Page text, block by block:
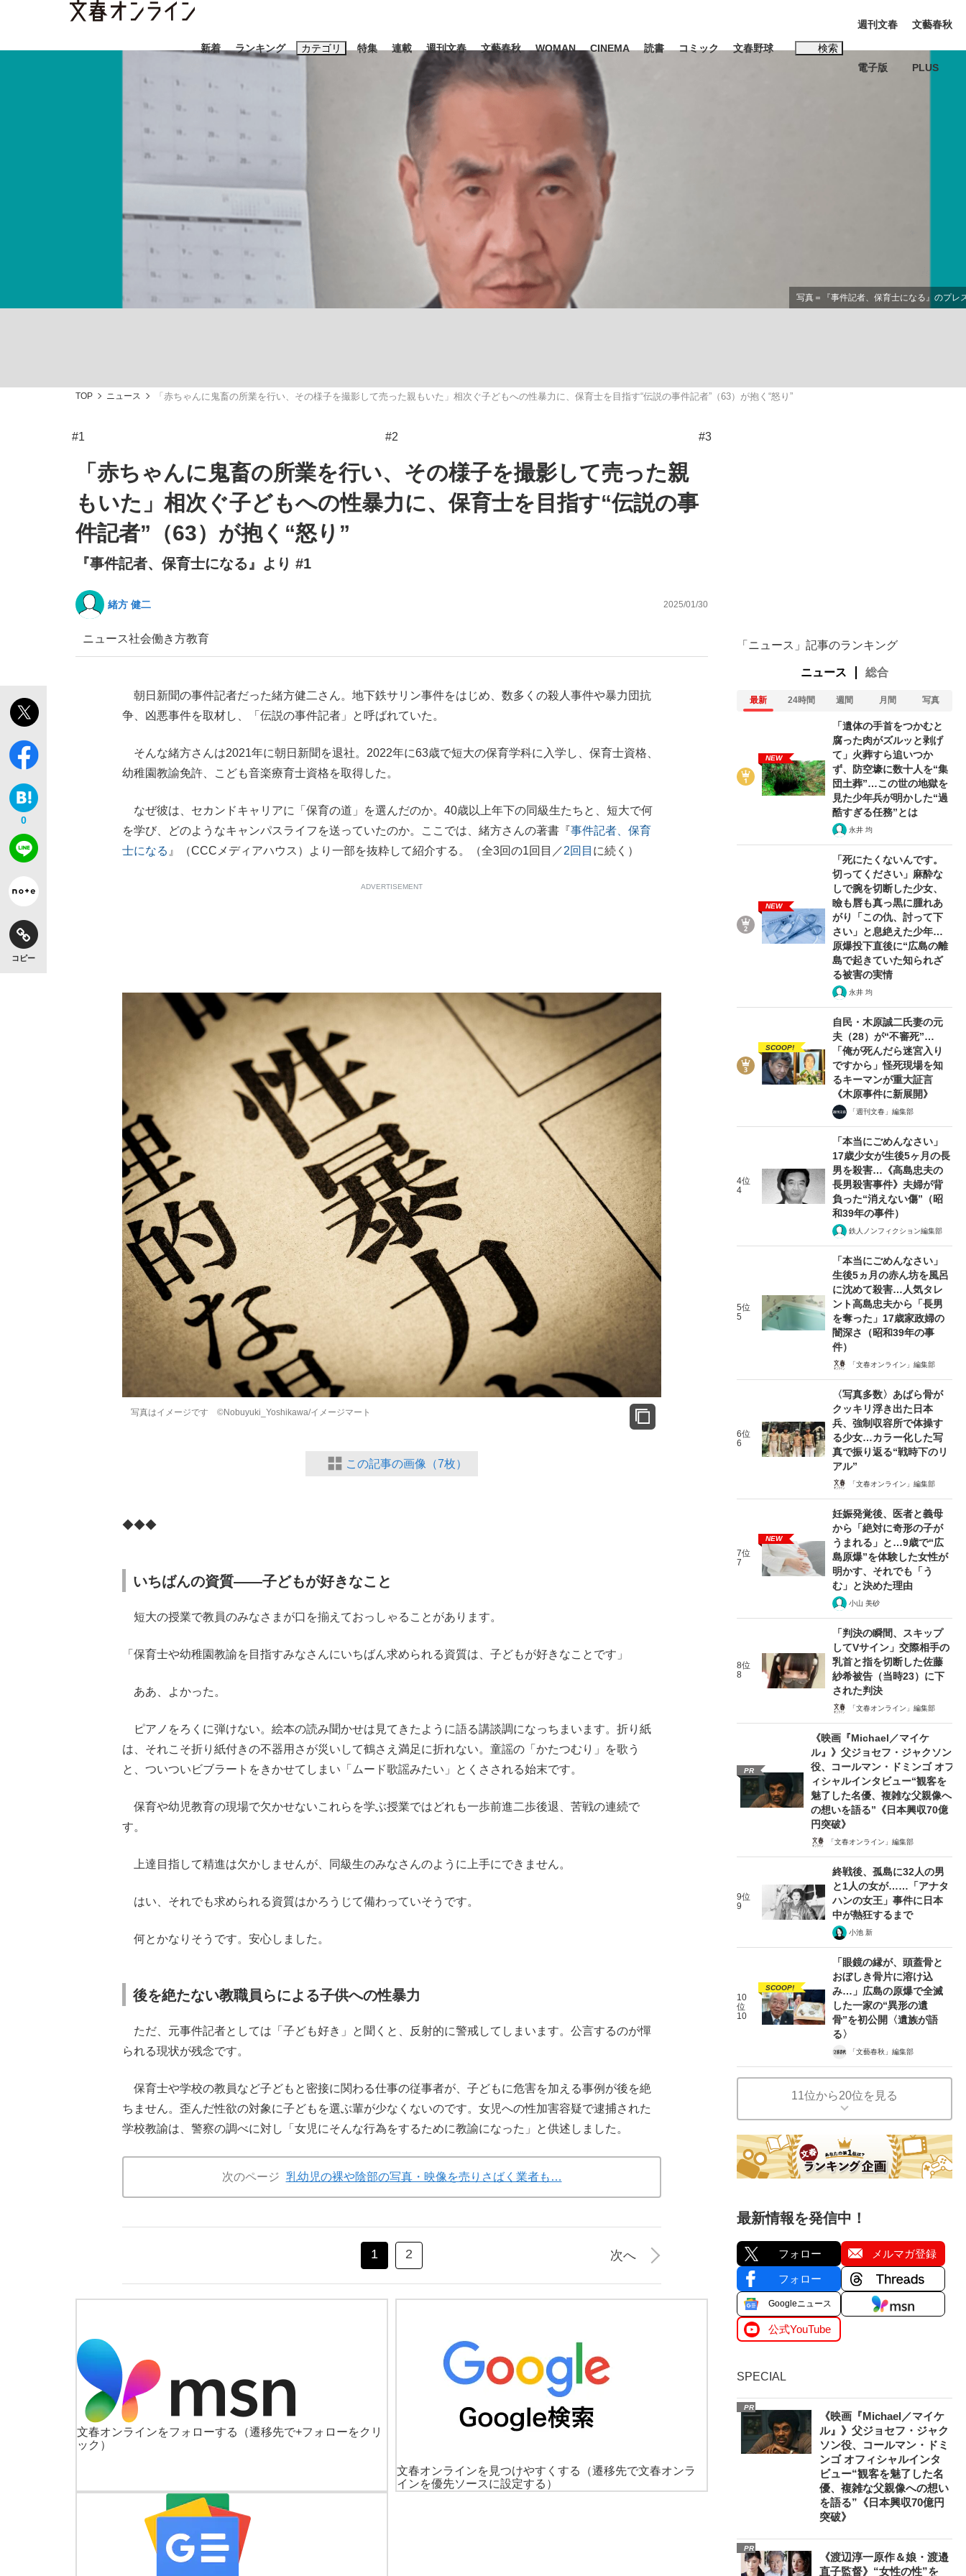
新着 ランキング カテゴリ
スクープ エンタメ ライフ ビジネス
「90%は失敗する。でも…」本田圭佑が初めて明かした日本代表監督に... 「最悪の空気のまま解散」WBC日本代表“敗戦”の真実 選手が明かす...
特集
終戦から81年
観る将棋、読む将棋
the Style
連載 週刊文春 文藝春秋 WOMAN CINEMA 読書 コミック 文春野球 検索
キーワード入力
おすすめのキーワードタグ一覧
#高市早苗 #後藤真希 #森岡毅 #城彰二 #内田有紀
週刊文春
電子版
文藝春秋
PLUS
TOP ニュース 「赤ちゃんに鬼畜の所業を行い、その様子を撮影して売った親もいた」相次ぐ子どもへの性暴力に、保育士を目指す“伝説の事件記者”（63）が抱く“怒り”
#1 #2 #3
「赤ちゃんに鬼畜の所業を行い、その様子を撮影して売った親
もいた」相次ぐ子どもへの性暴力に、保育士を目指す“伝説の事
件記者”（63）が抱く“怒り”
『事件記者、保育士になる』より #1
緒方 健二 2025/01/30
ニュース社会働き方教育
0
コピー
朝日新聞の事件記者だった緒方健二さん。地下鉄サリン事件をはじめ、数多くの殺人事件や暴力団抗
争、凶悪事件を取材し、「伝説の事件記者」と呼ばれていた。
そんな緒方さんは2021年に朝日新聞を退社。2022年に63歳で短大の保育学科に入学し、保育士資格、
幼稚園教諭免許、こども音楽療育士資格を取得した。
なぜ彼は、セカンドキャリアに「保育の道」を選んだのか。40歳以上年下の同級生たちと、短大で何
を学び、どのようなキャンパスライフを送っていたのか。ここでは、緒方さんの著書『事件記者、保育
士になる 』（CCCメディアハウス）より一部を抜粋して紹介する。（全3回の1回目／2回目 に続く）
ADVERTISEMENT
写真はイメージです ©Nobuyuki_Yoshikawa/イメージマート
この記事の画像（7枚）
◆◆◆
いちばんの資質——子どもが好きなこと
短大の授業で教員のみなさまが口を揃えておっしゃることがあります。
「保育士や幼稚園教諭を目指すみなさんにいちばん求められる資質は、子どもが好きなことです」
ああ、よかった。
ピアノをろくに弾けない。絵本の読み聞かせは見てきたように語る講談調になっちまいます。折り紙
は、それこそ折り紙付きの不器用さが災いして鶴さえ満足に折れない。童謡の「かたつむり」を歌う
と、ついついビブラートをきかせてしまい「ムード歌謡みたい」とくさされる始末です。
保育や幼児教育の現場で欠かせないこれらを学ぶ授業ではどれも一歩前進二歩後退、苦戦の連続で
す。
上達目指して精進は欠かしませんが、同級生のみなさんのように上手にできません。
はい、それでも求められる資質はかろうじて備わっていそうです。
何とかなりそうです。安心しました。
後を絶たない教職員らによる子供への性暴力
ただ、元事件記者としては「子ども好き」と聞くと、反射的に警戒してしまいます。公言するのが憚
られる現状が残念です。
保育士や学校の教員など子どもと密接に関わる仕事の従事者が、子どもに危害を加える事例が後を絶
ちません。歪んだ性欲の対象に子どもを選ぶ輩が少なくないのです。女児への性加害容疑で逮捕された
学校教諭は、警察の調べに対し「女児にそんな行為をするために教諭になった」と供述しました。
次のページ 乳幼児の裸や陰部の写真・映像を売りさばく業者も…
1 2 次へ
文春オンラインをフォローする
（遷移先で+フォローをクリ
ック）
文春オンラインを見つけやすくする
（遷移先で文春オンラ
インを優先ソースに設定する）
「ニュース」記事のランキング
ニュース 総合
最新 24時間 週間 月間 写真
NEW
「遺体の手首をつかむと
腐った肉がズルッと剥げ
て」火葬すら追いつか
ず、防空壕に数十人を“集
団土葬”…この世の地獄を
見た少年兵が明かした“過
酷すぎる任務”とは
永井 均
NEW
「死にたくないんです。
切ってください」麻酔な
しで腕を切断した少女、
瞼も唇も真っ黒に腫れあ
がり「この仇、討って下
さい」と息絶えた少年…
原爆投下直後に“広島の離
島で起きていた知られざ
る被害の実情
永井 均
SCOOP!
自民・木原誠二氏妻の元
夫（28）が“不審死”…
「俺が死んだら迷宮入り
ですから」怪死現場を知
るキーマンが重大証言
《木原事件に新展開》
「週刊文春」編集部
4位
4
「本当にごめんなさい」
17歳少女が生後5ヶ月の長
男を殺害…《高島忠夫の
長男殺害事件》夫婦が背
負った“消えない傷”（昭
和39年の事件）
鉄人ノンフィクション編集部
5位
5
「本当にごめんなさい」
生後5ヵ月の赤ん坊を風呂
に沈めて殺害…人気タレ
ント高島忠夫から「長男
を奪った」17歳家政婦の
闇深さ（昭和39年の事
件）
「文春オンライン」編集部
6位
6
〈写真多数〉あばら骨が
クッキリ浮き出た日本
兵、強制収容所で体操す
る少女…カラー化した写
真で振り返る“戦時下のリ
アル”
「文春オンライン」編集部
7位
7
NEW
妊娠発覚後、医者と義母
から「絶対に奇形の子が
うまれる」と…9歳で“広
島原爆”を体験した女性が
明かす、それでも「う
む」と決めた理由
小山 美砂
8位
8
「判決の瞬間、スキップ
してVサイン」交際相手の
乳首と指を切断した佐藤
紗希被告（当時23）に下
された判決
「文春オンライン」編集部
PR
《映画『Michael／マイケ
ル』》父ジョセフ・ジャクソン
役、コールマン・ドミンゴ オフ
ィシャルインタビュー“観客を
魅了した名優、複雑な父親像へ
の想いを語る”《日本興収70億
円突破》
「文春オンライン」編集部
9位
9
終戦後、孤島に32人の男
と1人の女が……「アナタ
ハンの女王」事件に日本
中が熱狂するまで
小池 新
10
位
10
SCOOP!
「眼鏡の縁が、頭蓋骨と
おぼしき骨片に溶け込
み…」広島の原爆で全滅
した一家の“異形の遺
骨”を初公開〈遺族が語
る〉
「文藝春秋」編集部
11位から20位を見る
最新情報を発信中！
フォロー メルマガ登録
フォロー
Googleニュース
公式YouTube
SPECIAL
PR
《映画『Michael／マイケ
ル』》父ジョセフ・ジャク
ソン役、コールマン・ドミ
ンゴ オフィシャルインタ
ビュー“観客を魅了した名
優、複雑な父親像への想い
を語る”《日本興収70億円
突破》
PR
《渡辺淳一原作＆娘・渡邉
直子監督》“女性の性”を